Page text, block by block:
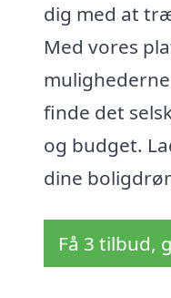
dig med at
Med vores
finde det
og budget.
dine
Få 3 tilbud,